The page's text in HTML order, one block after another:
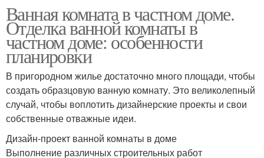
Ванная комната в частном доме.
Отделка ванной комнаты в
частном доме: особенности
планировки
В пригородном жилье достаточно много площади, чтобы
создать образцовую ванную комнату. Это великолепный
случай, чтобы воплотить дизайнерские проекты и свои
собственные отважные идеи.
Дизайн-проект ванной комнаты в доме
Выполнение различных строительных работ